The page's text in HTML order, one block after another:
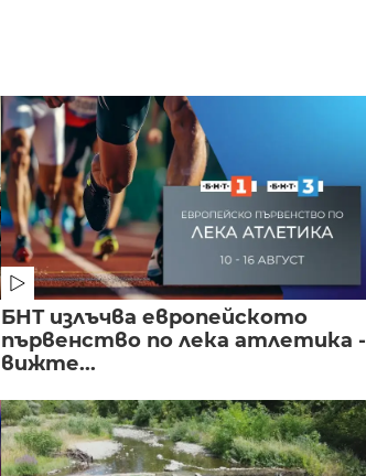
БНТ излъчва европейското
първенство по лека атлетика -
вижте...